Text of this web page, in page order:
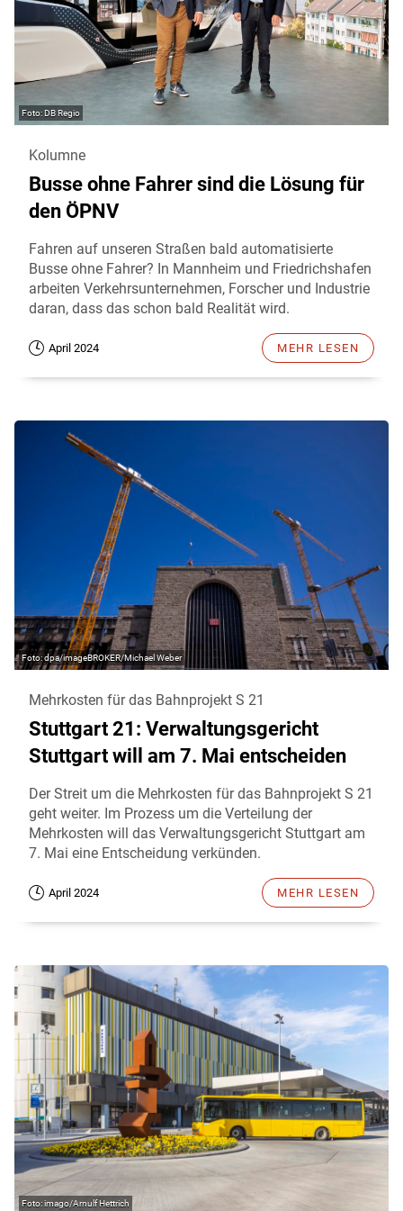
DB Regio
Kolumne
Busse ohne Fahrer sind die Lösung für
den ÖPNV
Fahren auf unseren Straßen bald automatisierte
Busse ohne Fahrer? In Mannheim und Friedrichshafen
arbeiten Verkehrsunternehmen, Forscher und Industrie
daran, dass das schon bald Realität wird.
April 2024 MEHR LESEN
dpa/imageBROKER/Michael Weber
Mehrkosten für das Bahnprojekt S 21
Stuttgart 21: Verwaltungsgericht
Stuttgart will am 7. Mai entscheiden
Der Streit um die Mehrkosten für das Bahnprojekt S 21
geht weiter. Im Prozess um die Verteilung der
Mehrkosten will das Verwaltungsgericht Stuttgart am
7. Mai eine Entscheidung verkünden.
April 2024 MEHR LESEN
imago/Arnulf Hettrich